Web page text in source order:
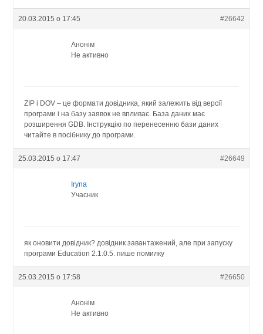
20.03.2015 о 17:45 #26642
Анонім
Не активно
ZIP і DOV – це формати довідника, який залежить від версії
програми і на базу заявок не впливає. База даних має
розширення GDB. Інструкцію по перенесенню бази даних
читайте в посібнику до програми.
25.03.2015 о 17:47 #26649
Iryna
Учасник
як оновити довідник? довідник завантажений, але при запуску
програми Education 2.1.0.5. пише помилку
25.03.2015 о 17:58 #26650
Анонім
Не активно